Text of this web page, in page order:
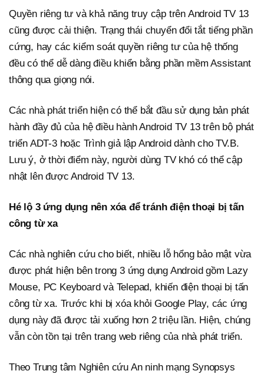
Quyền riêng tư và khả năng truy cập trên Android TV 13
cũng được cải thiện. Trạng thái chuyển đổi tắt tiếng phần
cứng, hay các kiểm soát quyền riêng tư của hệ thống
đều có thể dễ dàng điều khiển bằng phần mềm Assistant
thông qua giọng nói.
Các nhà phát triển hiện có thể bắt đầu sử dụng bản phát
hành đầy đủ của hệ điều hành Android TV 13 trên bộ phát
triển ADT-3 hoặc Trình giả lập Android dành cho TV.B.
Lưu ý, ở thời điểm này, người dùng TV khó có thể cập
nhật lên được Android TV 13.
Hé lộ 3 ứng dụng nên xóa để tránh điện thoại bị tấn
công từ xa
Các nhà nghiên cứu cho biết, nhiều lỗ hổng bảo mật vừa
được phát hiện bên trong 3 ứng dụng Android gồm Lazy
Mouse, PC Keyboard và Telepad, khiến điện thoại bị tấn
công từ xa. Trước khi bị xóa khỏi Google Play, các ứng
dụng này đã được tải xuống hơn 2 triệu lần. Hiện, chúng
vẫn còn tồn tại trên trang web riêng của nhà phát triển.
Theo Trung tâm Nghiên cứu An ninh mạng Synopsys